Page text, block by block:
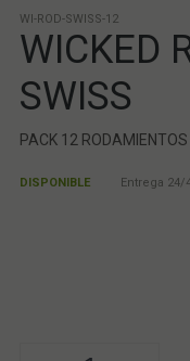
WI-ROD-SWISS-12
WICKED
SWISS
PACK 12 RODAMIENTOS
DISPONIBLE Entrega